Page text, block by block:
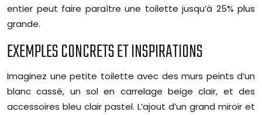
entier peut faire paraître une toilette jusqu’à 25% plus
grande.
EXEMPLES CONCRETS ET INSPIRATIONS
Imaginez une petite toilette avec des murs peints d’un
blanc cassé, un sol en carrelage beige clair, et des
accessoires bleu clair pastel. L’ajout d’un grand miroir et